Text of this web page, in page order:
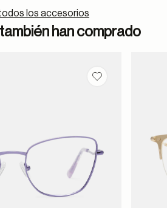
los accesorios
han comprado
Guardar en